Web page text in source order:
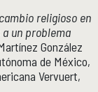
religioso en
un problema
González
de México,
Vervuert,